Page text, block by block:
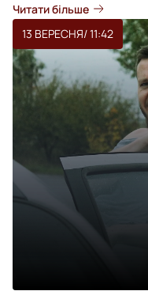
Читати більше
13 ВЕРЕСНЯ/ 11:42